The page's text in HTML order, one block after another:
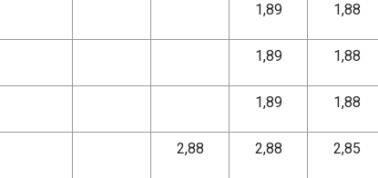
1,89 1,88
1,89 1,88
1,89 1,88
2,88 2,88 2,85